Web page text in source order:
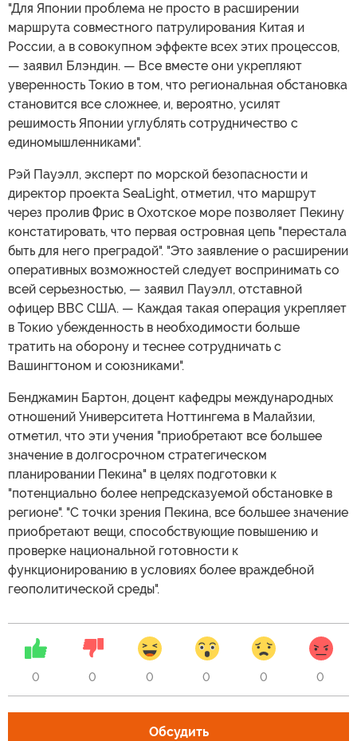
"Для Японии проблема не просто в расширении
маршрута совместного патрулирования Китая и
России, а в совокупном эффекте всех этих процессов,
— заявил Блэндин. — Все вместе они укрепляют
уверенность Токио в том, что региональная обстановка
становится все сложнее, и, вероятно, усилят
решимость Японии углублять сотрудничество с
единомышленниками".
Рэй Пауэлл, эксперт по морской безопасности и
директор проекта SeaLight, отметил, что маршрут
через пролив Фрис в Охотское море позволяет Пекину
констатировать, что первая островная цепь "перестала
быть для него преградой". "Это заявление о расширении
оперативных возможностей следует воспринимать со
всей серьезностью, — заявил Пауэлл, отставной
офицер ВВС США. — Каждая такая операция укрепляет
в Токио убежденность в необходимости больше
тратить на оборону и теснее сотрудничать с
Вашингтоном и союзниками".
Бенджамин Бартон, доцент кафедры международных
отношений Университета Ноттингема в Малайзии,
отметил, что эти учения "приобретают все большее
значение в долгосрочном стратегическом
планировании Пекина" в целях подготовки к
"потенциально более непредсказуемой обстановке в
регионе". "С точки зрения Пекина, все большее значение
приобретают вещи, способствующие повышению и
проверке национальной готовности к
функционированию в условиях более враждебной
геополитической среды".
0 0 0 0 0 0
Обсудить